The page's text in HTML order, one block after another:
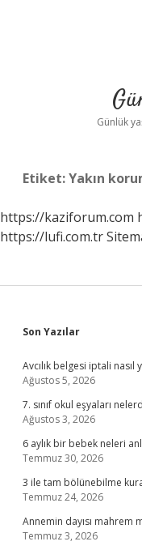
Günlük
Etiket:Yakın
https://kaziforum.com
https://lufi.com.tr
Sidebar
Son Yazılar
Avcılık belgesi iptali nasıl
Ağustos 5, 2026
7. sınıf okul eşyaları
Ağustos 3, 2026
6 aylık bir bebek neleri
Temmuz 30, 2026
3 ile tam bölünebilme
Temmuz 24, 2026
Annemin dayısı mahrem
Temmuz 3, 2026